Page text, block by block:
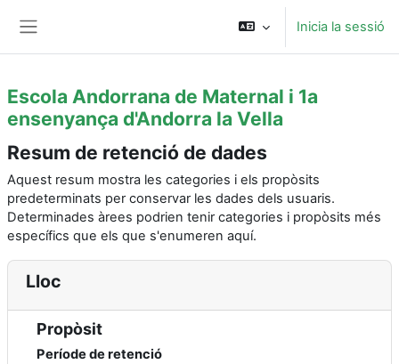
Inicia la sessió
Escola Andorrana de Maternal i 1a
ensenyança d'Andorra la Vella
Resum de retenció de dades
Aquest resum mostra les categories i els propòsits
predeterminats per conservar les dades dels usuaris.
Determinades àrees podrien tenir categories i propòsits més
específics que els que s'enumeren aquí.
Lloc
Propòsit
Període de retenció